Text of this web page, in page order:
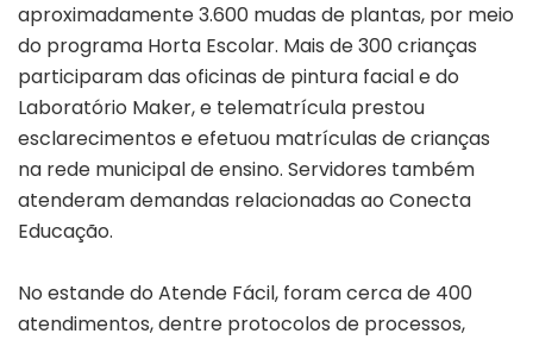
aproximadamente 3.600 mudas de plantas, por meio
do programa Horta Escolar. Mais de 300 crianças
participaram das oficinas de pintura facial e do
Laboratório Maker, e telematrícula prestou
esclarecimentos e efetuou matrículas de crianças
na rede municipal de ensino. Servidores também
atenderam demandas relacionadas ao Conecta
Educação.
No estande do Atende Fácil, foram cerca de 400
atendimentos, dentre protocolos de processos,